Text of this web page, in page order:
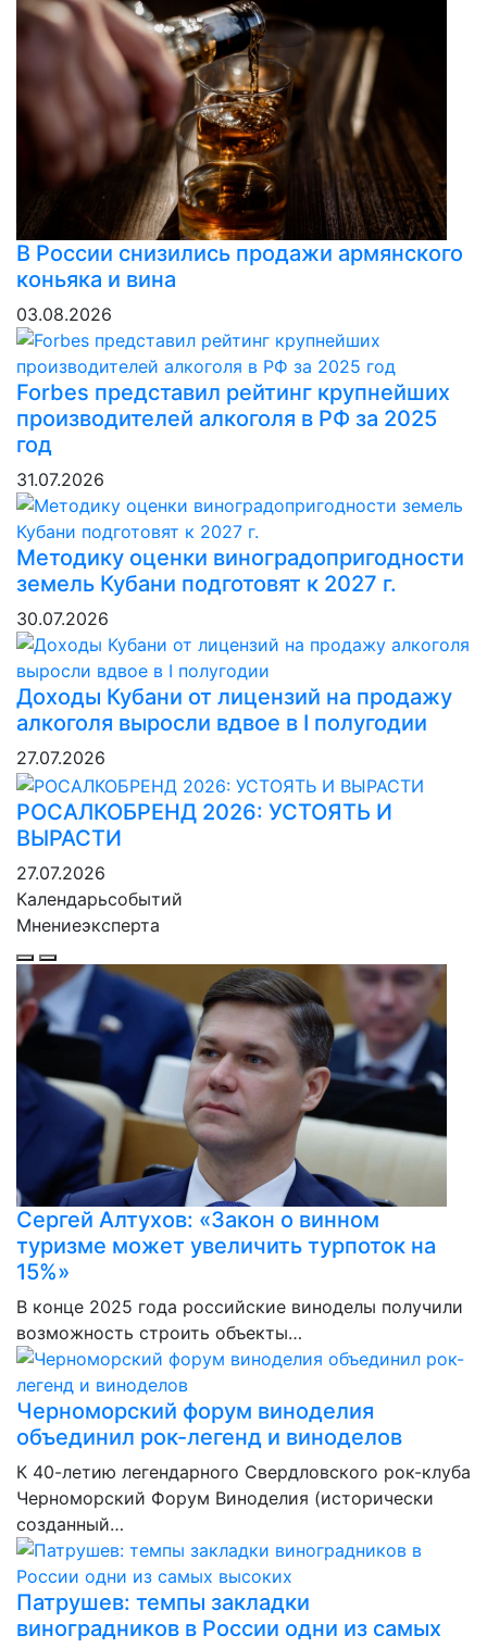
В России снизились продажи армянского
коньяка и вина
03.08.2026
Forbes представил рейтинг крупнейших
производителей алкоголя в РФ за 2025
год
31.07.2026
Методику оценки виноградопригодности
земель Кубани подготовят к 2027 г.
30.07.2026
Доходы Кубани от лицензий на продажу
алкоголя выросли вдвое в I полугодии
27.07.2026
РОСАЛКОБРЕНД 2026: УСТОЯТЬ И
ВЫРАСТИ
27.07.2026
Календарьсобытий
Мнениеэксперта
Сергей Алтухов: «Закон о винном
туризме может увеличить турпоток на
15%»
В конце 2025 года российские виноделы получили
возможность строить объекты…
Черноморский форум виноделия
объединил рок-легенд и виноделов
К 40-летию легендарного Свердловского рок-клуба
Черноморский Форум Виноделия (исторически
созданный…
Патрушев: темпы закладки
виноградников в России одни из самых